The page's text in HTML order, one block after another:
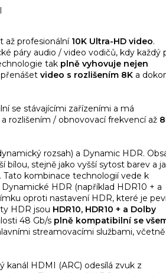
až profesionální 10K Ultra-HD video.
páry audio / video vodičů, kdy každý
tak plně vyhovuje nejen
video s rozlišením 8K a
se stávajícími zařízeními a má
a rozlišením / obnovovací frekvencí až
rozsah) a Dynamic HDR.
bílou, stejně jako vyšší sytost barev a
Tato kombinace technologií vede k
HDR (například HDR10 + a
oproti nastavení HDR, které je
HDR jsou HDR10, HDR10 + a Dolby
48 Gb/s plně kompatibilní se
streamovacími službami, včetně
kanál HDMI (ARC) odesílá zvuk z